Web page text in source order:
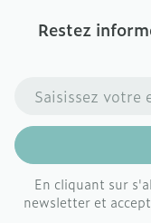
Restez
Adresse mail
En cliquant sur
newsletter et